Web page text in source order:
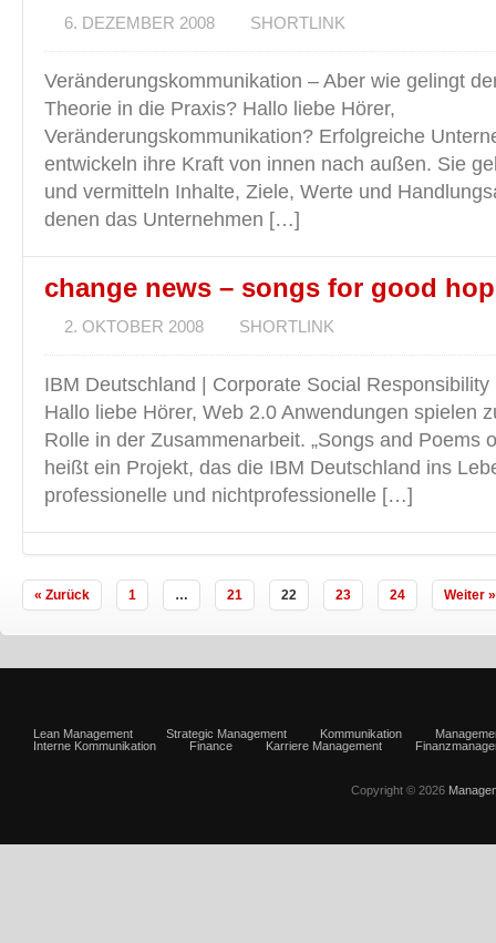
6. DEZEMBER 2008 SHORTLINK
Veränderungskommunikation – Aber wie gelingt
Theorie in die Praxis? Hallo liebe Hörer,
Veränderungskommunikation? Erfolgreiche
entwickeln ihre Kraft von innen nach außen. Sie
und vermitteln Inhalte, Ziele, Werte und
denen das Unternehmen […]
change news – songs for good
2. OKTOBER 2008 SHORTLINK
IBM Deutschland | Corporate Social Responsibility
Hallo liebe Hörer, Web 2.0 Anwendungen spielen
Rolle in der Zusammenarbeit. „Songs and Poems
heißt ein Projekt, das die IBM Deutschland ins
professionelle und nichtprofessionelle […]
« Zurück 1 … 21 22 23 24 Weiter »
Lean Management Strategic Management Kommunikation
Interne Kommunikation
Finance Karriere Management
Copyright © 2026